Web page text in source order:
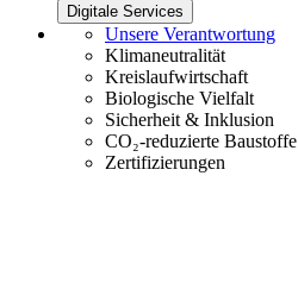
Digitale Services
Unsere Verantwortung
Klimaneutralität
Kreislaufwirtschaft
Biologische Vielfalt
Sicherheit & Inklusion
CO₂-reduzierte Baustoffe
Zertifizierungen